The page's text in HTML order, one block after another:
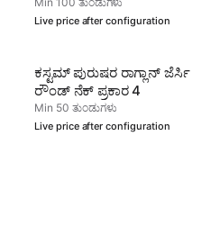
Live price after configuration
ಕಸ್ಟಮ್ ಪುರುಷರ ರಾಗ್ಲಾನ್ ಜೆರ್ಸಿ
ರೌಂಡ್ ನೆಕ್ ಪ್ರಕಾರ 4
Min 50 ತುಂಡುಗಳು
Live price after configuration